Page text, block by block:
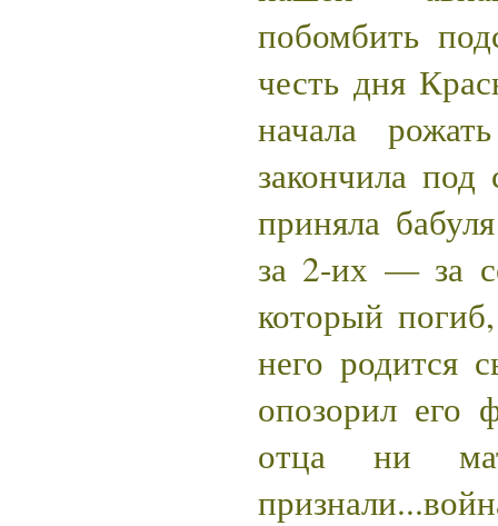
побомбить
честь дня
начала
закончила
приняла
за 2-их — за
который
него
опозорил его
отца ни